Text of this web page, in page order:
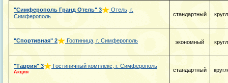
"Симферополь Гранд Отель" 3
Отель, г.
Симферополь
стандартный
"Спортивная" 2 Гостиница, г. Симферополь экономный
"Таврия" 3 Гостиничный комплекс, г. Симферополь
Акция стандартный